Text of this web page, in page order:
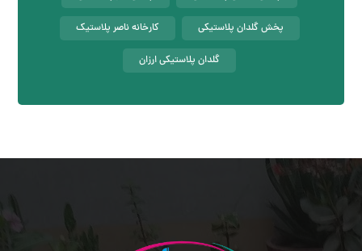
پخش گلدان پلاستیکی کارخانه ناصر پلاستیک
گلدان پلاستیکی ارزان